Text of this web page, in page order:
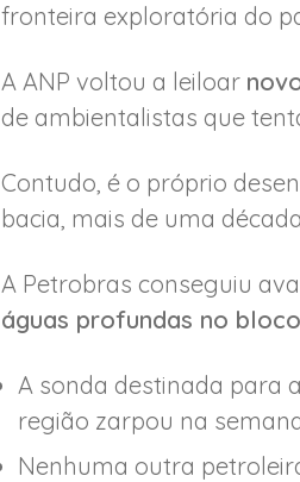
fronteira exploratória do
A ANP voltou a leiloar
de ambientalistas que
Contudo, é o próprio
bacia, mais de uma
A Petrobras conseguiu
águas profundas no
A sonda destinada para
região zarpou na
Nenhuma outra